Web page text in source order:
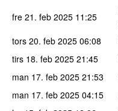
fre 21. feb 2025 11:25
tors 20. feb 2025 06:08
tirs 18. feb 2025 21:45
man 17. feb 2025 21:53
man 17. feb 2025 04:15